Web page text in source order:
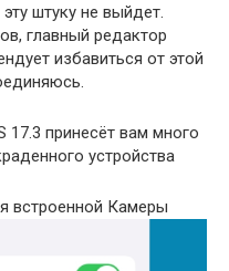
штуку не выйдет.
главный редактор
избавиться от этой
17.3 принесёт вам много
устройства
встроенной Камеры